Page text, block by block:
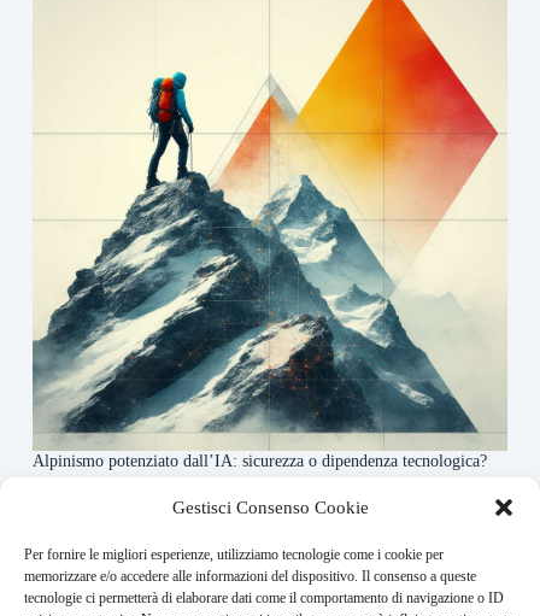
Gestisci Consenso Cookie
Per fornire le migliori esperienze, utilizziamo tecnologie come i cookie per
memorizzare e/o accedere alle informazioni del dispositivo. Il consenso a queste
tecnologie ci permetterà di elaborare dati come il comportamento di navigazione o ID
Alpinismo potenziato dall’IA: sicurezza o dipendenza tecnologica?
About this website
Rivistadellamontagna.it ogni giorno trova per te le principali